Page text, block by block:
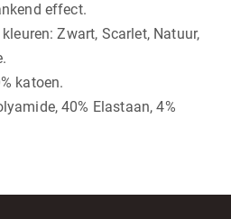
effect.
Zwart, Scarlet, Natuur,
katoen.
40% Elastaan, 4%